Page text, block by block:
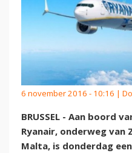
6 november 2016 - 10:16 |
BRUSSEL - Aan boord
Ryanair, onderweg van
Malta, is donderdag